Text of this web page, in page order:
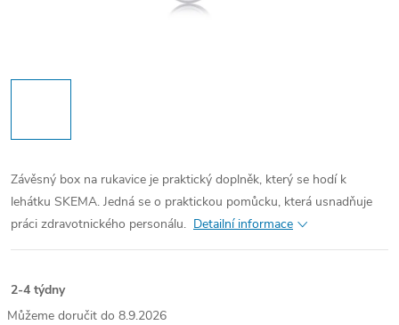
Závěsný box na rukavice je praktický doplněk, který se hodí k
lehátku SKEMA. Jedná se o praktickou pomůcku, která usnadňuje
práci zdravotnického personálu. Detailní informace
2-4 týdny
8.9.2026